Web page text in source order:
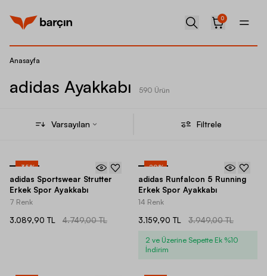
0
Anasayfa
adidas Ayakkabı 590 Ürün
Varsayılan Filtrele
-35%
adidas Sportswear Strutter
Erkek Spor Ayakkabı
7 Renk
3.089,90 TL 4.749,00 TL
-20%
adidas Runfalcon 5 Running
Erkek Spor Ayakkabı
14 Renk
3.159,90 TL 3.949,00 TL
2 ve Üzerine Sepette Ek %10
İndirim